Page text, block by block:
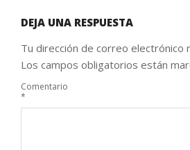
DEJA UNA RESPUESTA
Tu dirección de correo electrónico
Los campos obligatorios están
Comentario
*